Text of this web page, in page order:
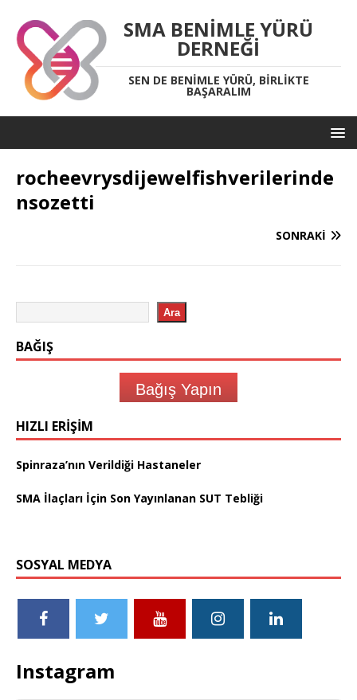
SMA BENIMLE YÜRÜ
DERNEĞI
SEN DE BENIMLE YÜRÜ, BIRLIKTE
BAŞARALIM
rocheevrysdijewelfishverilerinde
nsozetti
SONRAKI
Ara
BAĞIŞ
Bağış Yapın
HIZLI ERIŞIM
Spinraza’nın Verildiği Hastaneler
SMA İlaçları İçin Son Yayınlanan SUT Tebliği
SOSYAL MEDYA
Instagram